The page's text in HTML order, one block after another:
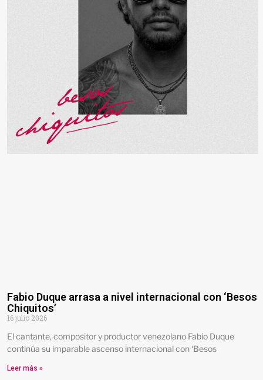
Fabio Duque arrasa a nivel internacional con ‘Besos
Chiquitos’
16 julio 2026
El cantante, compositor y productor venezolano Fabio Duque
continúa su imparable ascenso internacional con ‘Besos
Leer más »